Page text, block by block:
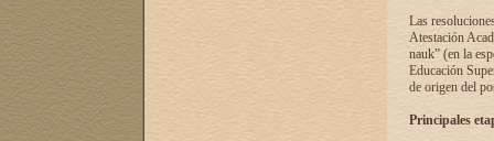
Las
Atestación
nauk” (en la
Educación
de origen del
Principales